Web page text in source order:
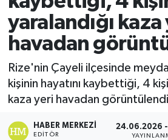
yaralandığı
havadan
Rize'nin Çayeli ilçesinde
kişinin hayatını kaybettiği, 4
kaza yeri havadan
HABER MERKEZI
EDITÖR
24.06.2026
Ekonomi
Sağlık
Tokat Haber